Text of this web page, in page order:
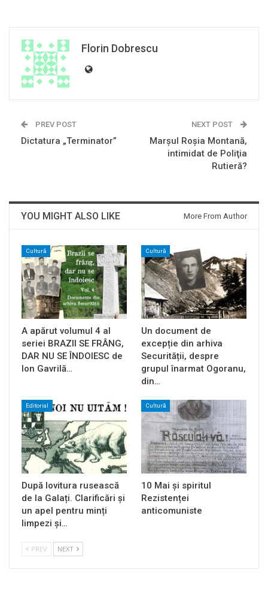
Florin Dobrescu
PREV POST
Dictatura „Terminator”
NEXT POST
Marşul Roşia Montană,
intimidat de Poliţia
Rutieră?
YOU MIGHT ALSO LIKE More From Author
Cultură
A apărut volumul 4 al
seriei BRAZII SE FRÂNG,
DAR NU SE ÎNDOIESC de
Ion Gavrilă…
Cultură
Un document de
excepție din arhiva
Securității, despre
grupul înarmat Ogoranu,
din…
Editorial
După lovitura rusească
de la Galați. Clarificări și
un apel pentru minți
limpezi și…
Cultură
10 Mai și spiritul
Rezistenței
anticomuniste
PREV NEXT